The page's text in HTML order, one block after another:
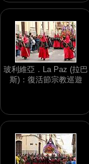
玻利維亞．La Paz (拉巴
斯)：復活節宗教巡遊